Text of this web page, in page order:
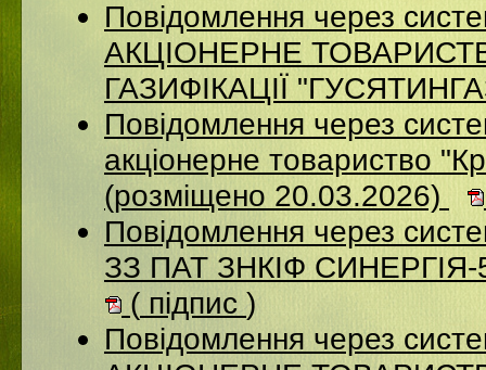
Повідомлення через
АКЦІОНЕРНЕ
ГАЗИФІКАЦІЇ
Повідомлення через
акцiонерне товариство
(розміщено 20.03.2026)
Повідомлення через
ЗЗ ПАТ ЗНКІФ СИНЕРГІЯ-
( підпис )
Повідомлення через